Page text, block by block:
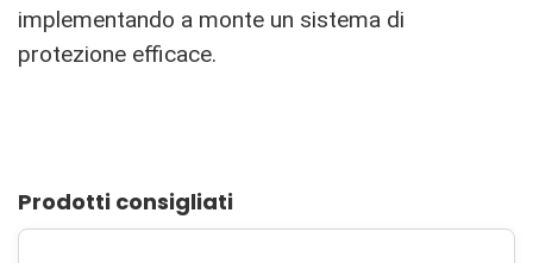
implementando a monte un sistema di
protezione efficace.
Prodotti consigliati